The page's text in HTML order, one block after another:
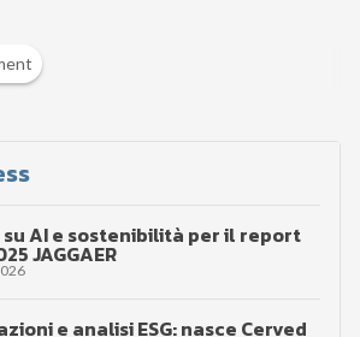
su AI e sostenibilità per il report
JAGGAER
e analisi ESG: nasce Cerved